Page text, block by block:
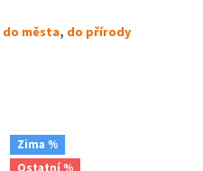
Zima %
do města, do přírody